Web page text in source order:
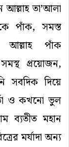
তা’আলা
পাঁক, সমস্ত
আল্লাহ পাঁক
প্রয়োজন,
সবদিক দিয়ে
ও কখনো ভুল
ব্যতীত মহান
মর্যাদা অন্য